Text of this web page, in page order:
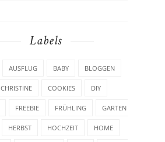
Labels
AUSFLUG BABY BLOGGEN
CHRISTINE COOKIES DIY
FREEBIE FRÜHLING GARTEN
HERBST HOCHZEIT HOME